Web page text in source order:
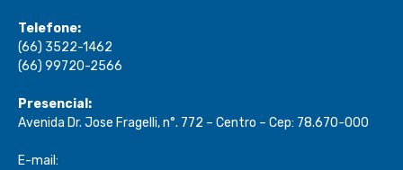
Telefone:
(66) 3522-1462
(66) 99720-2566
Presencial:
Avenida Dr. Jose Fragelli, n°. 772 – Centro – Cep: 78.670-000
E-mail: